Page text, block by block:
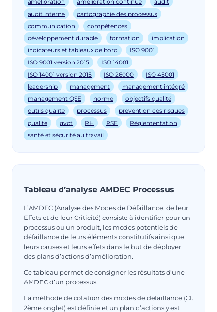
amélioration amélioration continue
audit
audit interne
cartographie des processus
communication
compétences
développement durable
formation
implication
indicateurs et tableaux de bord
ISO 9001
ISO 9001 version 2015
ISO 14001
ISO 14001 version 2015
ISO 26000
ISO 45001
leadership
management
management intégré
management QSE
norme
objectifs qualité
outils qualité
processus
prévention des risques
qualité
qvct RH RSE
Réglementation
santé et sécurité au travail
Tableau d’analyse AMDEC Processus
L’AMDEC (Analyse des Modes de Défaillance, de leur
Effets et de leur Criticité) consiste à identifier pour un
processus ou un produit, les modes potentiels de
défaillance de leurs éléments constitutifs ainsi que
leurs causes et leurs effets dans le but de déployer
des plans d’actions d’amélioration.
Ce tableau permet de consigner les résultats d’une
AMDEC d’un processus.
La méthode de cotation des modes de défaillance (Cf.
2ème onglet) est définie et un plan d’actions y est